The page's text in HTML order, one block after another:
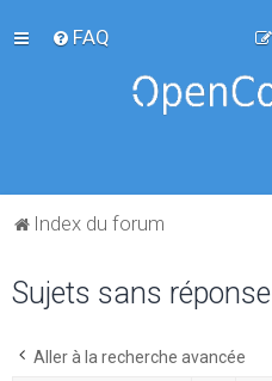
FAQ
Index du forum
Sujets sans réponse
Aller à la recherche avancée